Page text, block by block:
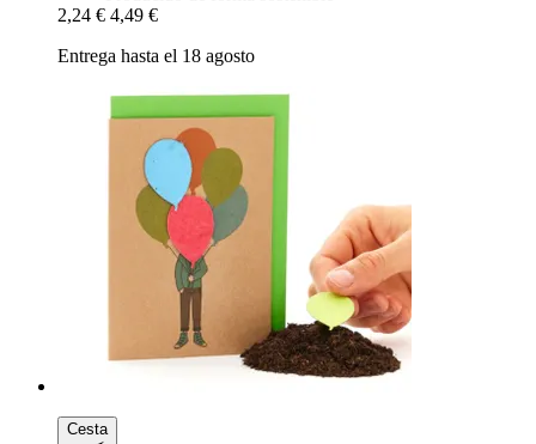
2,24 € 4,49 €
Entrega hasta el 18 agosto
Cesta